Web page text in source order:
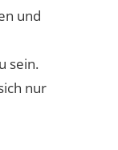
und
sein.
nur